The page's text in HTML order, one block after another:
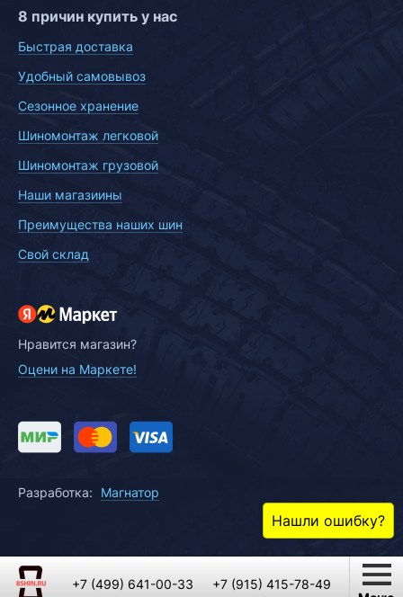
8 причин купить у нас
Быстрая доставка
Удобный самовывоз
Сезонное хранение
Шиномонтаж легковой
Шиномонтаж грузовой
Наши магазиины
Преимущества наших шин
Свой склад
Нравится магазин?
Оцени на Маркете!
Разработка: Магнатор
+7 (499) 641-00-33
+7 (915) 415-78-49
Нашли ошибку?